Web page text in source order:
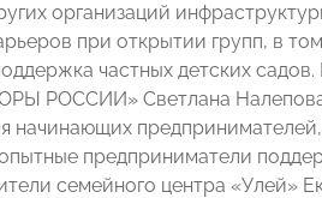
организаций
при открытии групп, в
частных детских
РОССИИ» Светлана
начинающих
предприниматели
семейного центра «Улей»